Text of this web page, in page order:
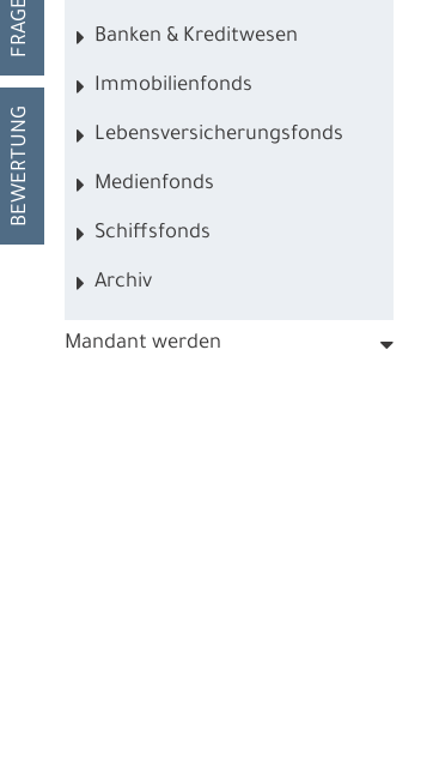
BEWERTUNG
Banken & Kreditwesen
Immobilienfonds
Lebensversicherungsfonds
Medienfonds
Schiffsfonds
Archiv
Mandant werden